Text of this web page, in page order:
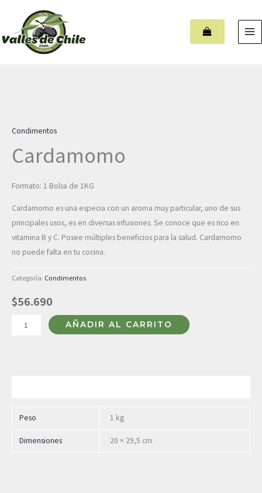
contenido
Condimentos
Cardamomo
Formato: 1 Bolsa de 1KG
Cardamomo es una especia con un aroma muy particular, uno de sus
principales usos, es en diversas infusiones. Se conoce que es rico en
vitamina B y C. Posee múltiples beneficios para la salud. Cardamomo
no puede falta en tu cocina.
Categoría: Condimentos
$56.690
AÑADIR AL CARRITO
Peso 1 kg
Dimensiones 20 × 29,5 cm